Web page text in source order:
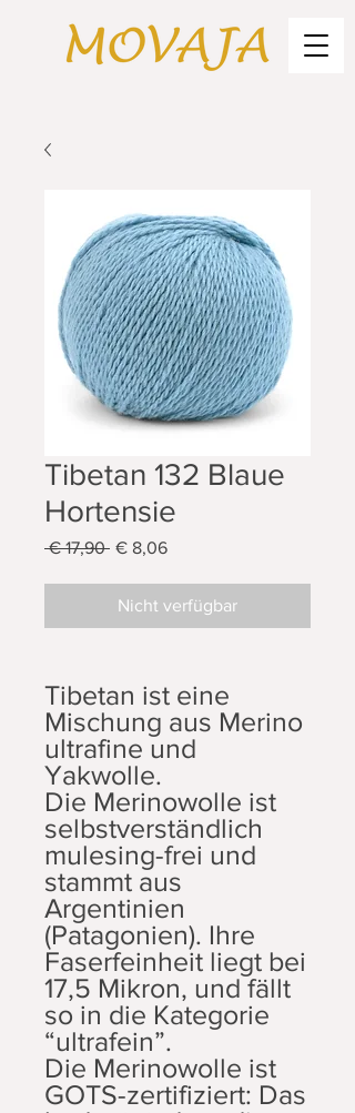
Tibetan 132 Blaue
Hortensie
€ 17,90 Standardpreis
€ 8,06Sale-
Nicht verfügbar
Tibetan ist eine
Mischung aus Merino
ultrafine und
Yakwolle.
Die Merinowolle ist
selbstverständlich
mulesing-frei und
stammt aus
Argentinien
(Patagonien). Ihre
Faserfeinheit liegt bei
17,5 Mikron, und fällt
so in die Kategorie
“ultrafein”.
Die Merinowolle ist
GOTS-zertifiziert: Das